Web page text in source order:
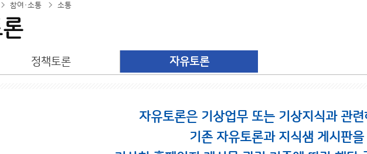
참여·소통 소통
정책토론 자유토론
자유토론은 기상업무 또는 기상지식과 관
기존 자유토론과 지식샘 게시판